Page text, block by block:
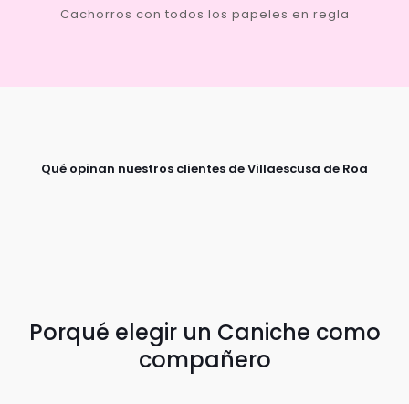
Cachorros con todos los papeles en regla
Qué opinan nuestros clientes de Villaescusa de Roa
Porqué elegir un Caniche como
compañero